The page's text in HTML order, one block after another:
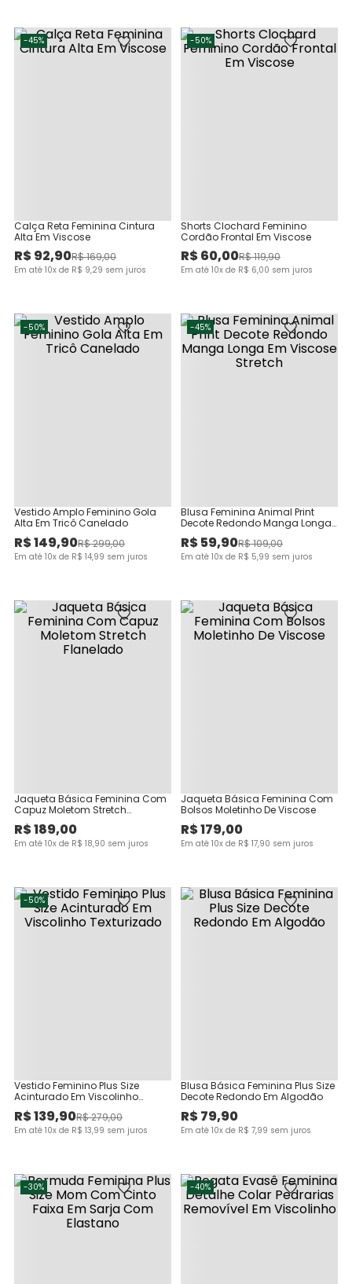
-45%
Calça Reta Feminina Cintura
Alta Em Viscose
R$92,90R$169,00
Em até 10x de R$ 9,29 sem juros
-50%
Shorts Clochard Feminino
Cordão Frontal Em Viscose
R$60,00R$119,90
Em até 10x de R$ 6,00 sem juros
-50%
Vestido Amplo Feminino Gola
Alta Em Tricô Canelado
R$149,90R$299,00
Em até 10x de R$ 14,99 sem juros
-45%
Blusa Feminina Animal Print
Decote Redondo Manga Longa
Em Viscose Stretch
R$59,90R$109,00
Em até 10x de R$ 5,99 sem juros
Jaqueta Básica Feminina Com
Capuz Moletom Stretch
Flanelado
R$189,00
Em até 10x de R$ 18,90 sem juros
Jaqueta Básica Feminina Com
Bolsos Moletinho De Viscose
R$179,00
Em até 10x de R$ 17,90 sem juros
-50%
Vestido Feminino Plus Size
Acinturado Em Viscolinho
Texturizado
R$139,90R$279,00
Em até 10x de R$ 13,99 sem juros
Blusa Básica Feminina Plus Size
Decote Redondo Em Algodão
R$79,90
Em até 10x de R$ 7,99 sem juros
-30% -40%